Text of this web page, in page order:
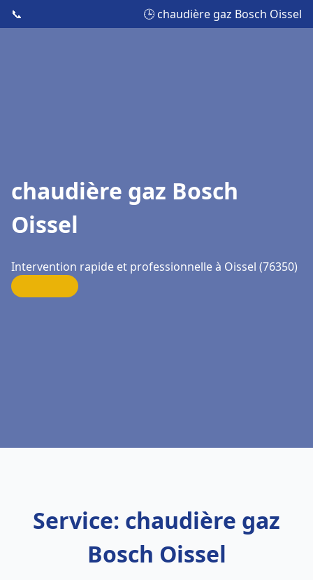
📞 🕒 chaudière gaz Bosch Oissel
chaudière gaz Bosch
Oissel
Intervention rapide et professionnelle à Oissel (76350)
Service: chaudière gaz
Bosch Oissel